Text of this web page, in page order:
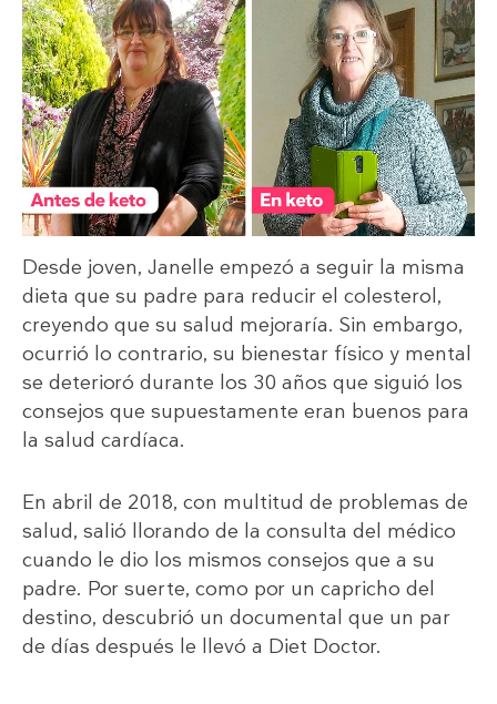
Desde joven, Janelle empezó a seguir la misma
dieta que su padre para reducir el colesterol,
creyendo que su salud mejoraría. Sin embargo,
ocurrió lo contrario, su bienestar físico y mental
se deterioró durante los 30 años que siguió los
consejos que supuestamente eran buenos para
la salud cardíaca.
En abril de 2018, con multitud de problemas de
salud, salió llorando de la consulta del médico
cuando le dio los mismos consejos que a su
padre. Por suerte, como por un capricho del
destino, descubrió un documental que un par
de días después le llevó a Diet Doctor.